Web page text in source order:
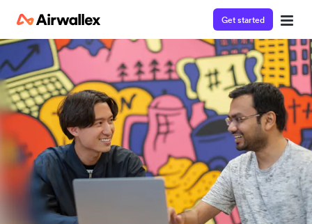
Get started